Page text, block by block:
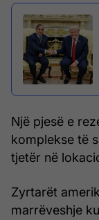
Një pjesë e
komplekse të
tjetër në
Zyrtarët
marrëveshje